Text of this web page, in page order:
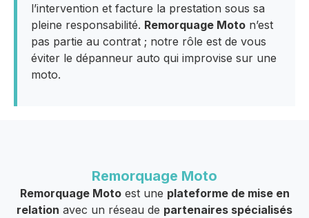
l’intervention et facture la prestation sous sa
pleine responsabilité. Remorquage Moto n’est
pas partie au contrat ; notre rôle est de vous
éviter le dépanneur auto qui improvise sur une
moto.
Remorquage Moto
Remorquage Motoest une plateforme de mise en
relation avec un réseau de partenaires spécialisés